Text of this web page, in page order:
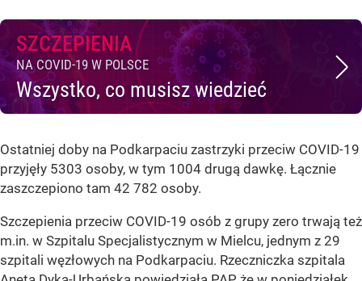
SZCZEPIENIA
NA COVID-19 W POLSCE
Wszystko, co musisz wiedzieć
Ostatniej doby na Podkarpaciu zastrzyki przeciw COVID-19
przyjęły 5303 osoby, w tym 1004 drugą dawkę. Łącznie
zaszczepiono tam 42 782 osoby.
Szczepienia przeciw COVID-19 osób z grupy zero trwają też
m.in. w Szpitalu Specjalistycznym w Mielcu, jednym z 29
szpitali węzłowych na Podkarpaciu. Rzeczniczka szpitala